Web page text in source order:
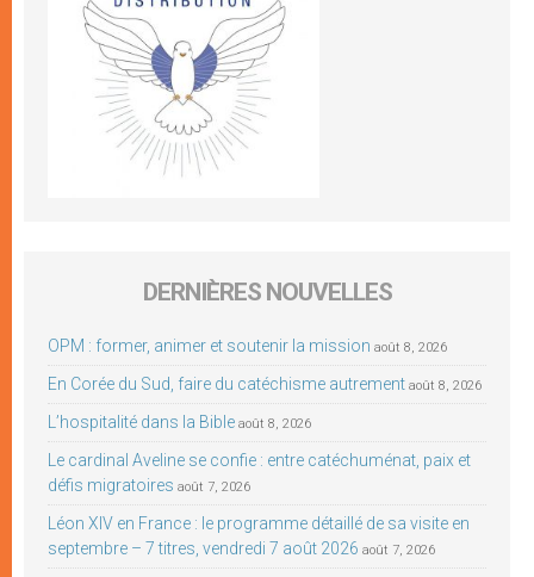
DERNIÈRES NOUVELLES
OPM : former, animer et soutenir la mission août 8, 2026
En Corée du Sud, faire du catéchisme autrement août 8, 2026
L’hospitalité dans la Bible août 8, 2026
Le cardinal Aveline se confie : entre catéchuménat, paix et
défis migratoires août 7, 2026
Léon XIV en France : le programme détaillé de sa visite en
septembre – 7 titres, vendredi 7 août 2026 août 7, 2026